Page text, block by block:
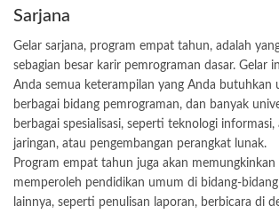
Sarjana
Gelar sarjana, program empat tahun, adalah
sebagian besar karir pemrograman dasar. Gelar
Anda semua keterampilan yang Anda butuhkan
berbagai bidang pemrograman, dan banyak
berbagai spesialisasi, seperti teknologi informasi,
jaringan, atau pengembangan perangkat lunak.
Program empat tahun juga akan
memperoleh pendidikan umum di bidang-
lainnya, seperti penulisan laporan, berbicara di